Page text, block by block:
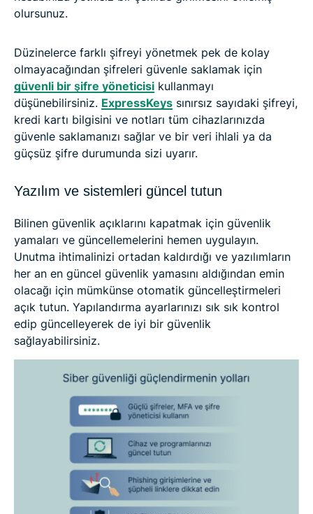
olursunuz.
Düzinelerce farklı şifreyi yönetmek pek de kolay
olmayacağından şifreleri güvenle saklamak için
güvenli bir şifre yöneticisi kullanmayı
düşünebilirsiniz. ExpressKeys sınırsız sayıdaki şifreyi,
kredi kartı bilgisini ve notları tüm cihazlarınızda
güvenle saklamanızı sağlar ve bir veri ihlali ya da
güçsüz şifre durumunda sizi uyarır.
Yazılım ve sistemleri güncel tutun
Bilinen güvenlik açıklarını kapatmak için güvenlik
yamaları ve güncellemelerini hemen uygulayın.
Unutma ihtimalinizi ortadan kaldırdığı ve yazılımların
her an en güncel güvenlik yamasını aldığından emin
olacağı için mümkünse otomatik güncelleştirmeleri
açık tutun. Yapılandırma ayarlarınızı sık sık kontrol
edip güncelleyerek de iyi bir güvenlik
sağlayabilirsiniz.